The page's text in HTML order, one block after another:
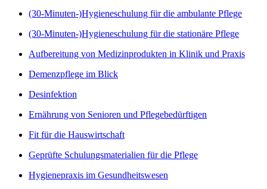
(30-Minuten-)Hygieneschulung für die ambulante Pflege
(30-Minuten-)Hygieneschulung für die stationäre Pflege
Aufbereitung von Medizinprodukten in Klinik und Praxis
Demenzpflege im Blick
Desinfektion
Ernährung von Senioren und Pflegebedürftigen
Fit für die Hauswirtschaft
Geprüfte Schulungsmaterialien für die Pflege
Hygienepraxis im Gesundheitswesen